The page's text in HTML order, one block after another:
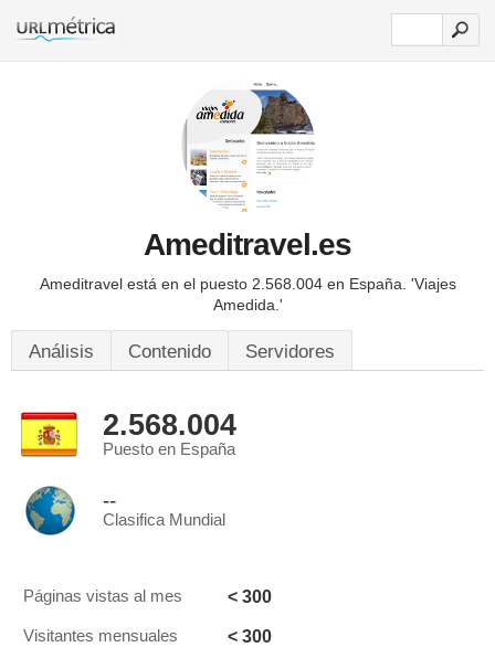
Ameditravel.es
Ameditravel está en el puesto 2.568.004 en España. 'Viajes
Amedida.'
Análisis Contenido Servidores
2.568.004
Puesto en España
--
Clasifica Mundial
Páginas vistas al mes < 300
Visitantes mensuales < 300